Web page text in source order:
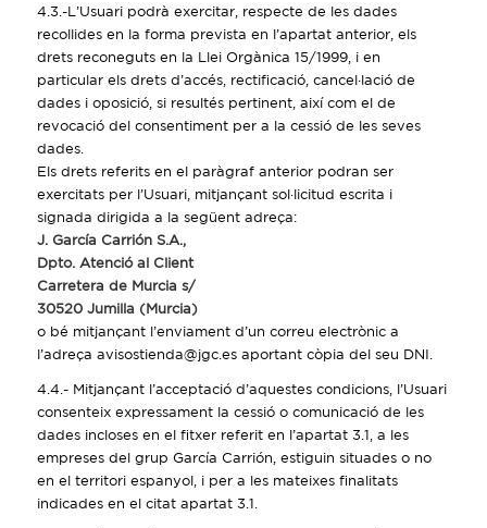
4.3.-L’Usuari podrà exercitar, respecte de les dades
recollides en la forma prevista en l’apartat anterior, els
drets reconeguts en la Llei Orgànica 15/1999, i en
particular els drets d’accés, rectificació, cancel·lació de
dades i oposició, si resultés pertinent, així com el de
revocació del consentiment per a la cessió de les seves
dades.
Els drets referits en el paràgraf anterior podran ser
exercitats per l’Usuari, mitjançant sol·licitud escrita i
signada dirigida a la següent adreça:
J. García Carrión S.A.,
Dpto. Atenció al Client
Carretera de Murcia s/
30520 Jumilla (Murcia)
o bé mitjançant l’enviament d’un correu electrònic a
l’adreça avisostienda@jgc.es aportant còpia del seu DNI.
4.4.- Mitjançant l’acceptació d’aquestes condicions, l’Usuari
consenteix expressament la cessió o comunicació de les
dades incloses en el fitxer referit en l’apartat 3.1, a les
empreses del grup García Carrión, estiguin situades o no
en el territori espanyol, i per a les mateixes finalitats
indicades en el citat apartat 3.1.